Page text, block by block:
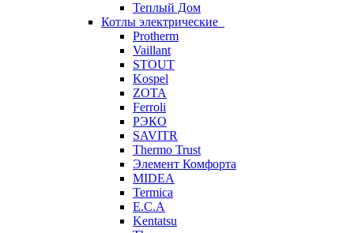
Теплый Дом
Котлы электрические
Protherm
Vaillant
STOUT
Kospel
ZOTA
Ferroli
РЭКО
SAVITR
Thermo Trust
Элемент Комфорта
MIDEA
Termica
E.C.A
Kentatsu